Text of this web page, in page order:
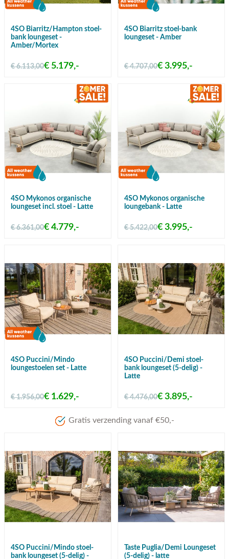
4SO Biarritz/Hampton stoel-
bank loungeset -
Amber/Mortex
€ 6.113,00€ 5.179,-
4SO Biarritz stoel-bank
loungeset - Amber
€ 4.707,00€ 3.995,-
4SO Mykonos organische
loungeset incl. stoel - Latte
€ 6.361,00€ 4.779,-
4SO Mykonos organische
loungebank - Latte
€ 5.422,00€ 3.995,-
4SO Puccini/Mindo
loungestoelen set - Latte
€ 1.956,00€ 1.629,-
4SO Puccini/Demi stoel-
bank loungeset (5-delig) -
Latte
€ 4.476,00€ 3.895,-
4SO Puccini/Mindo stoel-
bank loungeset (5-delig) -
Taste Puglia/Demi Loungeset
(5-delig) - latte